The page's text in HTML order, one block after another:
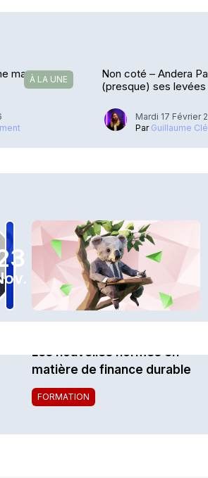
À LA UNE
marque pour
Non coté – Andera
(presque) ses levées
Mardi 17 Février
Par Guillaume
Les nouvelles normes en
matière de finance durable
FORMATION